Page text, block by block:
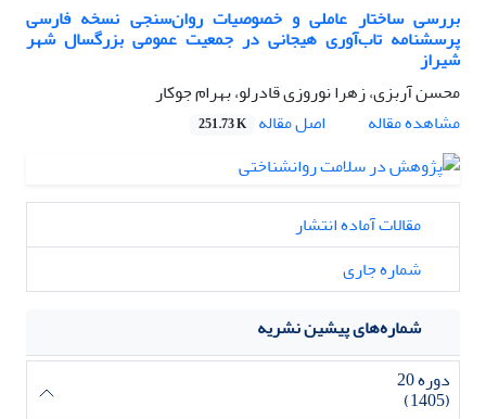
بررسی ساختار عاملی و خصوصیات روان‌سنجی نسخه فارسی
پرسشنامه تاب‌آوری هیجانی در جمعیت عمومی بزرگسال شهر
شیراز
محسن آربزی، زهرا نوروزی قادرلو، بهرام جوکار
مشاهده مقاله
اصل مقاله 251.73 K
مقالات آماده انتشار
شماره جاری
شماره‌های پیشین نشریه
دوره 20
(1405)